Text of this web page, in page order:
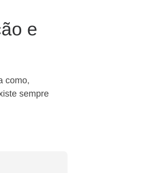
e
como,
sempre